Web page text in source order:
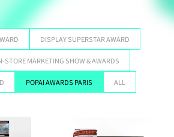
DISPLAY SUPERSTAR AWARD
STORE MARKETING SHOW & AWARDS
POPAI AWARDS PARIS ALL